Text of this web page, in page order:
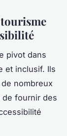
pivot dans
et inclusif. Ils
nombreux
de fournir des